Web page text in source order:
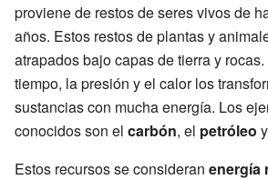
proviene de restos de seres vivos de
años. Estos restos de plantas y
atrapados bajo capas de tierra y
tiempo, la presión y el calor los
sustancias con mucha energía. Los
conocidos son el carbón, el petróleo
Estos recursos se consideran energía